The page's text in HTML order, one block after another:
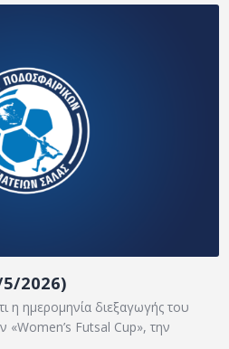
2026)
η ημερομηνία διεξαγωγής του
Futsal Cup», την